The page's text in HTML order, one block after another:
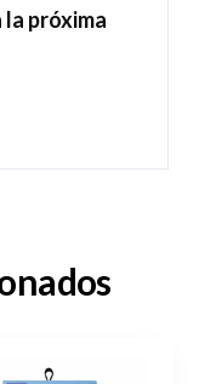
próxima